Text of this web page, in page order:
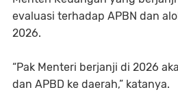
evaluasi terhadap APBN dan
2026.
“Pak Menteri berjanji di 2026
dan APBD ke daerah,” katanya.